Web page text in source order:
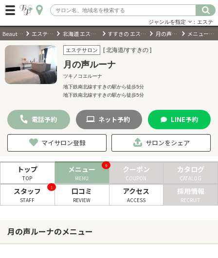
ログイン
会員登録（無料）
ジャンルを選択
キーワードで検索
近くのサロンを探す
ジャンルを指定 ：エステ
BeautyPark エステサロン 北海道 エステサロン すすきの エステサロン 月の声ルーナ メニュー・料金
エステサロン [ 北海道/すすきの ]
月の声ルーナ
ツキノコエルーナ
地下鉄南北線すすきの駅から徒歩5分
地下鉄南北線すすきの駅から徒歩5分
電話予約 ネット予約 LINE予約
マイサロン登録 サロンをシェア
トップ
TOP
メニュー
MENU
9 クーポン
COUPON
カタログ
CATALOG
スタッフ
STAFF
1 口コミ
REVIEW
アクセス
ACCESS
採用情報
RECRUIT
月の声ルーナのメニュー